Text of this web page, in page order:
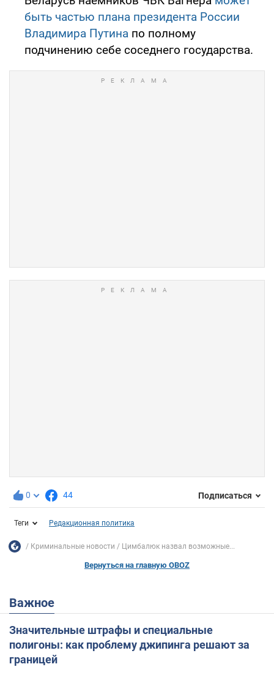
быть частью плана президента России
Владимира Путина по полному
подчинению себе соседнего государства.
0 44 Подписаться
Теги Редакционная политика
Криминальные новости Цимбалюк назвал возможные...
Вернуться на главную OBOZ
Важное
Значительные штрафы и специальные
полигоны: как проблему джипинга решают за
границей